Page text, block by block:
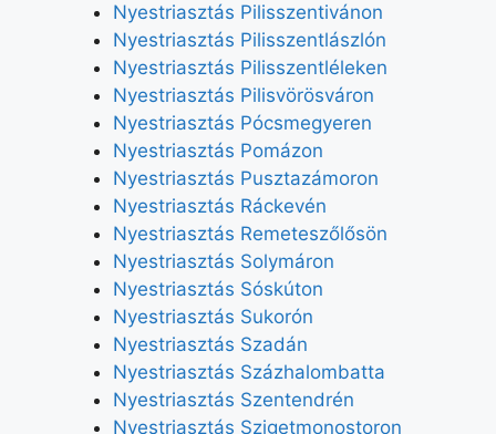
Nyestriasztás Pilisszentivánon
Nyestriasztás Pilisszentlászlón
Nyestriasztás Pilisszentléleken
Nyestriasztás Pilisvörösváron
Nyestriasztás Pócsmegyeren
Nyestriasztás Pomázon
Nyestriasztás Pusztazámoron
Nyestriasztás Ráckevén
Nyestriasztás Remeteszőlősön
Nyestriasztás Solymáron
Nyestriasztás Sóskúton
Nyestriasztás Sukorón
Nyestriasztás Szadán
Nyestriasztás Százhalombatta
Nyestriasztás Szentendrén
Nyestriasztás Szigetmonostoron